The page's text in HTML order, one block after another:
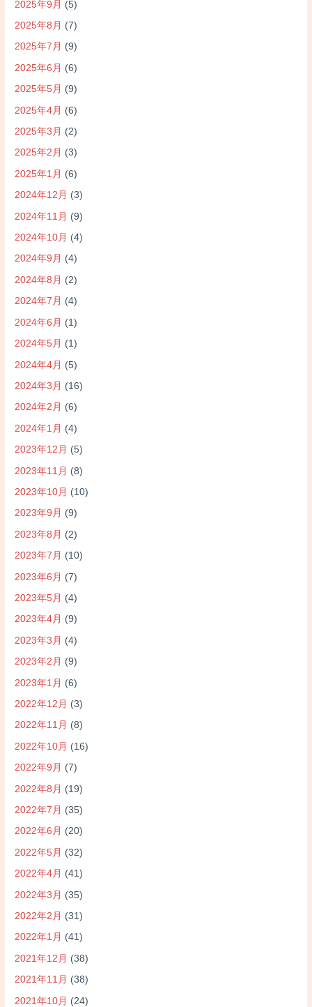
2025年9月 (5)
2025年8月 (7)
2025年7月 (9)
2025年6月 (6)
2025年5月 (9)
2025年4月 (6)
2025年3月 (2)
2025年2月 (3)
2025年1月 (6)
2024年12月 (3)
2024年11月 (9)
2024年10月 (4)
2024年9月 (4)
2024年8月 (2)
2024年7月 (4)
2024年6月 (1)
2024年5月 (1)
2024年4月 (5)
2024年3月 (16)
2024年2月 (6)
2024年1月 (4)
2023年12月 (5)
2023年11月 (8)
2023年10月 (10)
2023年9月 (9)
2023年8月 (2)
2023年7月 (10)
2023年6月 (7)
2023年5月 (4)
2023年4月 (9)
2023年3月 (4)
2023年2月 (9)
2023年1月 (6)
2022年12月 (3)
2022年11月 (8)
2022年10月 (16)
2022年9月 (7)
2022年8月 (19)
2022年7月 (35)
2022年6月 (20)
2022年5月 (32)
2022年4月 (41)
2022年3月 (35)
2022年2月 (31)
2022年1月 (41)
2021年12月 (38)
2021年11月 (38)
2021年10月 (24)